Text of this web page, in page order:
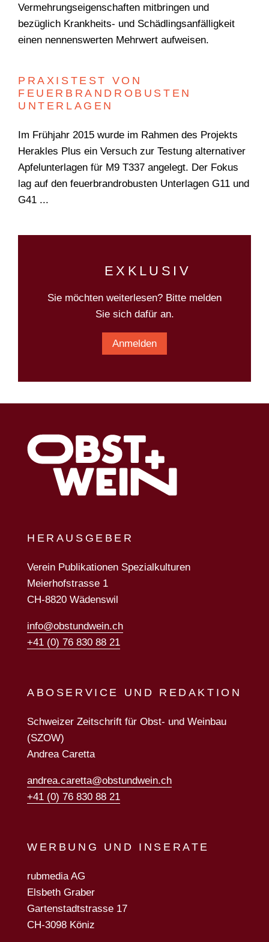
Vermehrungseigenschaften mitbringen und
bezüglich Krankheits- und Schädlingsanfälligkeit
einen nennenswerten Mehrwert aufweisen.
PRAXISTEST VON
FEUERBRANDROBUSTEN
UNTERLAGEN
Im Frühjahr 2015 wurde im Rahmen des Projekts
Herakles Plus ein Versuch zur Testung alternativer
Apfelunterlagen für M9 T337 angelegt. Der Fokus
lag auf den feuerbrandrobusten Unterlagen G11 und
G41 ...
EXKLUSIV
Sie möchten weiterlesen? Bitte melden
Sie sich dafür an.
Anmelden
HERAUSGEBER
Verein Publikationen Spezialkulturen
Meierhofstrasse 1
CH-8820 Wädenswil
info@obstundwein.ch
+41 (0) 76 830 88 21
ABOSERVICE UND REDAKTION
Schweizer Zeitschrift für Obst- und Weinbau
(SZOW)
Andrea Caretta
andrea.caretta@obstundwein.ch
+41 (0) 76 830 88 21
WERBUNG UND INSERATE
rubmedia AG
Elsbeth Graber
Gartenstadtstrasse 17
CH-3098 Köniz
Suchen